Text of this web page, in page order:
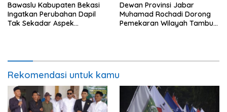
Bawaslu Kabupaten Bekasi
Ingatkan Perubahan Dapil
Tak Sekadar Aspek
Dewan Provinsi Jabar
Muhamad Rochadi Dorong
Pemekaran Wilayah Tambun
Rekomendasi untuk kamu